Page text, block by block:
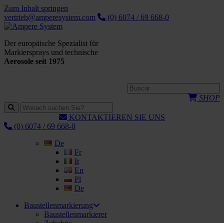
Zum Inhalt springen
vertrieb@amperesystem.com
(0) 6074 / 69 668-0
Der europäische Spezialist für
Markiersprays und technische
Aerosole seit 1975
SHOP
KONTAKTIEREN SIE UNS
(0) 6074 / 69 668-0
De
Fr
It
En
Pl
De
Baustellenmarkierung
Baustellenmarkierer